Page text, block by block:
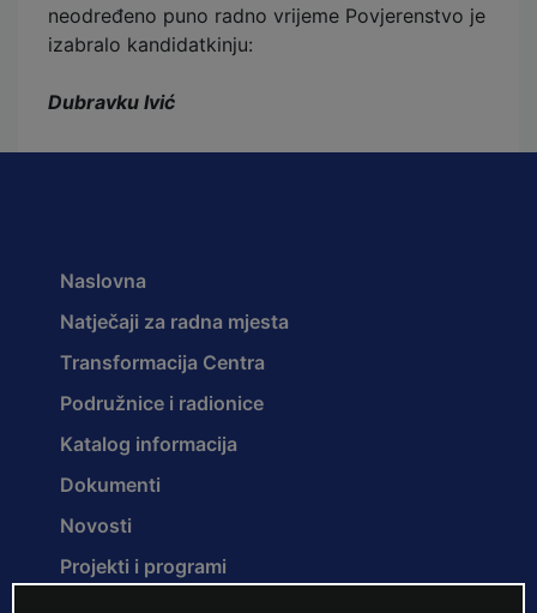
neodređeno puno radno vrijeme Povjerenstvo je
izabralo kandidatkinju:
Dubravku Ivić
Naslovna
Natječaji za radna mjesta
Transformacija Centra
Podružnice i radionice
Katalog informacija
Dokumenti
Novosti
Projekti i programi